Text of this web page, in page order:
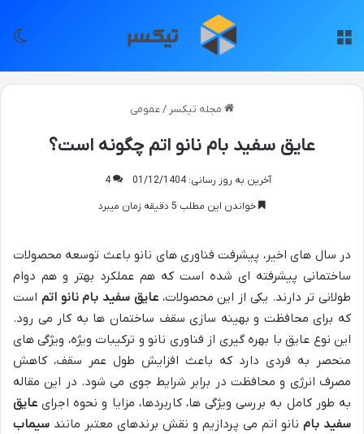
مجله تیکسر /عمومی
عایق سفید بام نانو اتم چگونه است؟
آخرین به روز رسانی: 01/12/1404
4
خواندن این مطلب 5 دقیقه زمان میبرد
در سال های اخیر، پیشرفت فناوری های نانو باعث توسعه محصولات
ساختمانی پیشرفته ای شده است که هم عملکرد بهتر و هم دوام
طولانی تر دارند. یکی از این محصولات،عایق سفید بام نانو اتم است
که برای محافظت و بهینه سازی سقف ساختمان ها به کار می رود.
این نوع عایق با بهره گیری از فناوری نانو و ترکیبات ویژه، ویژگی های
منحصر به فردی دارد که باعث افزایش طول عمر سقف، کاهش
مصرف انرژی و محافظت در برابر شرایط جوی می شود. در این مقاله
به طور کامل به بررسی ویژگی ها، کاربردها، مزایا و نحوه اجرای عایق
سفید بام نانو اتم می پردازیم و نقش برندهای معتبر مانند سیماب